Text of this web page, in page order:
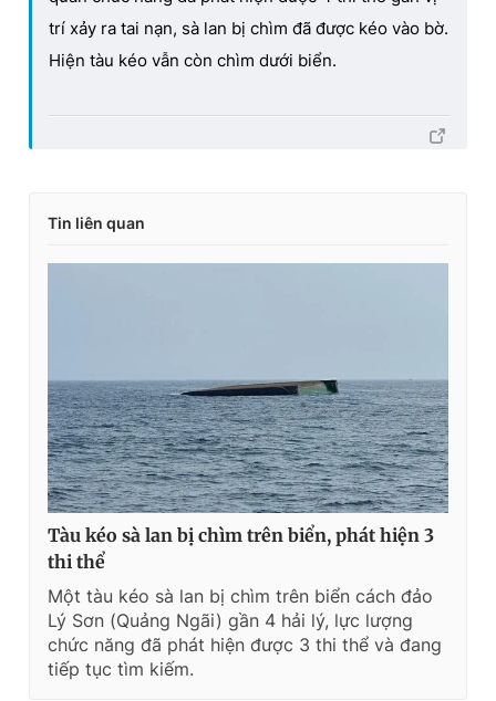
trí xảy ra tai nạn, sà lan bị chìm đã được kéo vào bờ.
Hiện tàu kéo vẫn còn chìm dưới biển.
Tin liên quan
Tàu kéo sà lan bị chìm trên biển, phát hiện 3
thi thể
Một tàu kéo sà lan bị chìm trên biển cách đảo
Lý Sơn (Quảng Ngãi) gần 4 hải lý, lực lượng
chức năng đã phát hiện được 3 thi thể và đang
tiếp tục tìm kiếm.